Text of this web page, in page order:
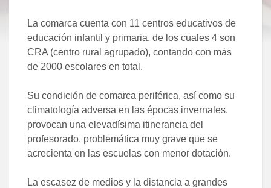
La comarca cuenta con 11 centros educativos de
educación infantil y primaria, de los cuales 4 son
CRA (centro rural agrupado), contando con más
de 2000 escolares en total.
Su condición de comarca periférica, así como su
climatología adversa en las épocas invernales,
provocan una elevadísima itinerancia del
profesorado, problemática muy grave que se
acrecienta en las escuelas con menor dotación.
La escasez de medios y la distancia a grandes